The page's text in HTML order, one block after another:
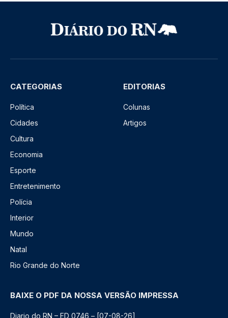
CATEGORIAS
Política
Cidades
Cultura
Economia
Esporte
Entretenimento
Polícia
Interior
Mundo
Natal
Rio Grande do Norte
EDITORIAS
Colunas
Artigos
BAIXE O PDF DA NOSSA VERSÃO IMPRESSA
Diario do RN – ED 0746 – [07-08-26]